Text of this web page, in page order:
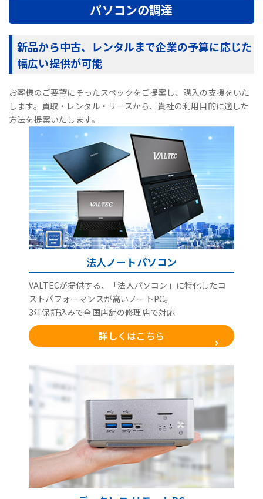
パソコンの調達
新品から中古、レンタルまで企業の予算に応じた
幅広い提供が可能
お客様のご要望にそったスペックをご提案し、購入の支援をいた
します。買取・レンタル・リースから、貴社の利用目的に適した
方法を提案いたします。
法人ノートパソコン
VALTECが提供する、「法人パソコン」に特化したコ
ストパフォーマンスが高いノートPC。
3年保証込みで全国店舗の修理店で対応
詳しくはこちら